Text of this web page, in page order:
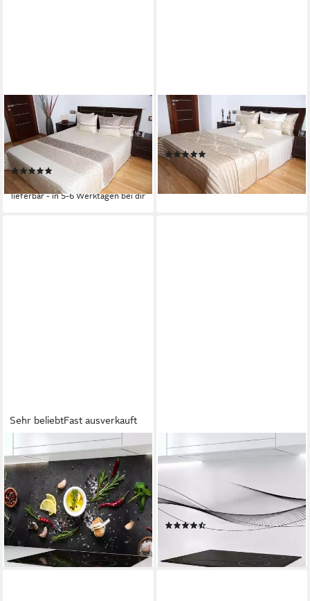
RODNIK
Tagesdecke Turin, Set mit
Kissenbezügen, wahlweise
auch mit passenden Gardinen
ab 109,00 €
lieferbar - in 5-6 Werktagen bei dir
RODNIK
Tagesdecke Verona, 3-Tlg.
Set mit Kissenbezügen
(10)
ab 109,00 €
lieferbar - in 5-6 Werktagen bei dir
Sehr beliebtFast ausverkauft
RODNIK
Küchenrückwand Gewürze,
monolithische ABS-Platte mit
Direktdruck, formstabil und
langlebig
(28)
ab 79,00 €
lieferbar - in 5-6 Werktagen bei dir
RODNIK
Küchenrückwand Eleganz,
Direktdruck, formstabil und
langlebig
lieferbar - in 5-6 Werktagen bei dir